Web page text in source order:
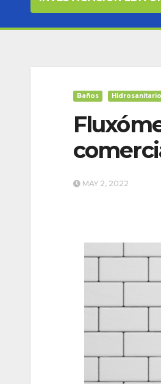
Baños Hidrosanitario
MAY 2, 2022